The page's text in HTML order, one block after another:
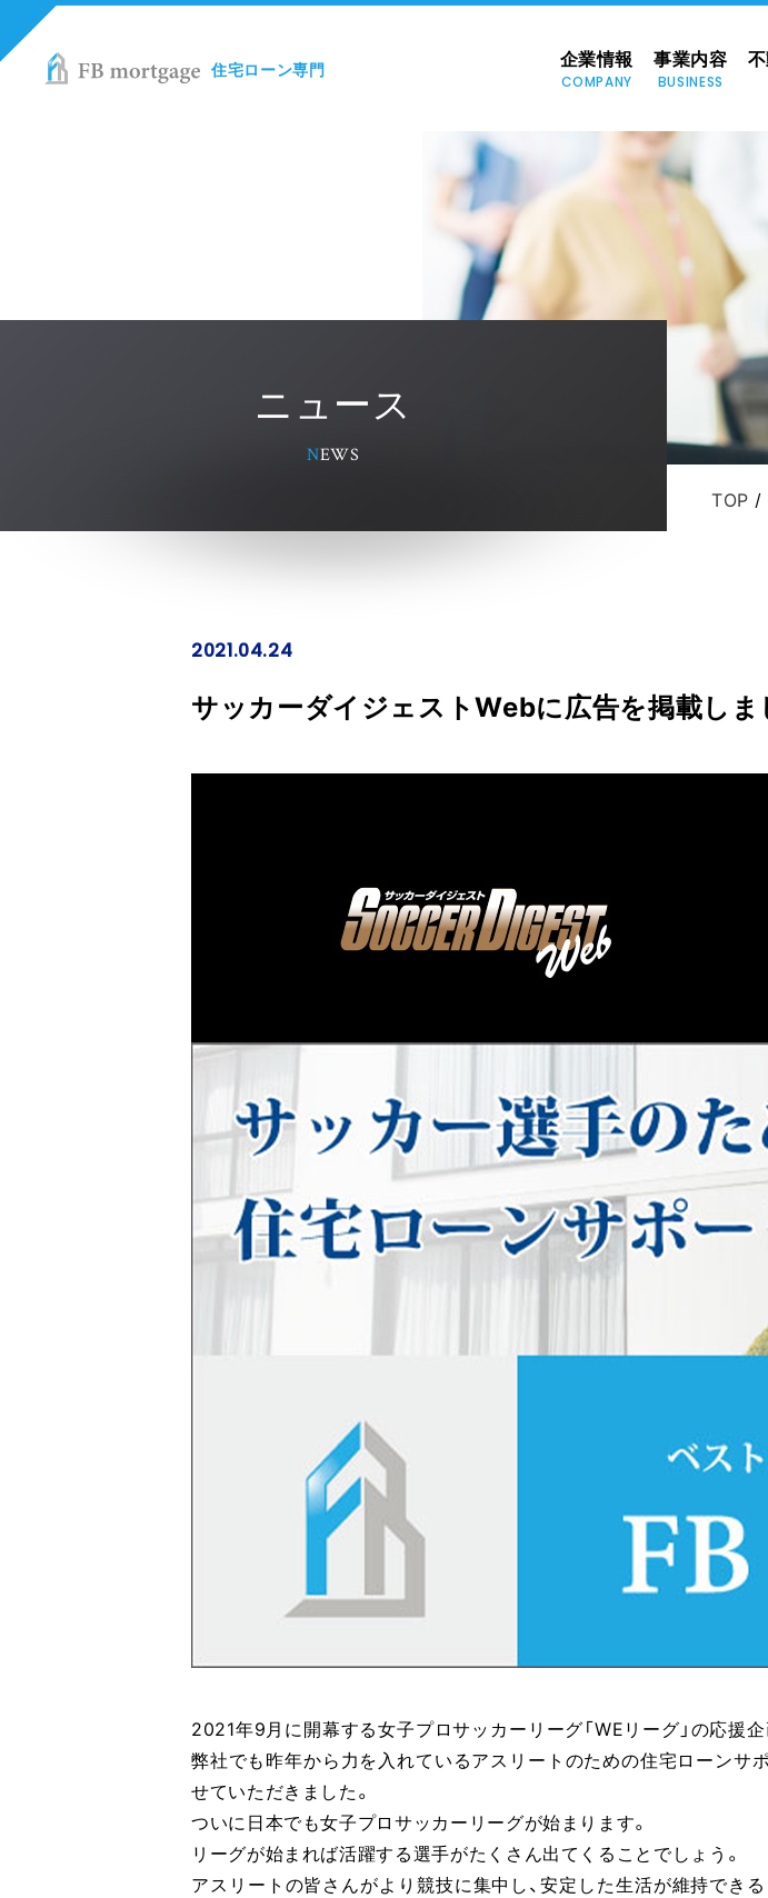
住宅ローン専門
企業情報
COMPANY
事業内容
BUSINESS
ニュース
NEWS
TOP /
2021.04.24
サッカーダイジェストWebに広告を掲載しま
2021年9月に開幕する女子プロサッカーリーグ「WEリーグ」の応援
弊社でも昨年から力を入れているアスリートのための住宅ローンサ
せていただきました。
ついに日本でも女子プロサッカーリーグが始まります。
リーグが始まれば活躍する選手がたくさん出てくることでしょう。
アスリートの皆さんがより競技に集中し、安定した生活が維持でき